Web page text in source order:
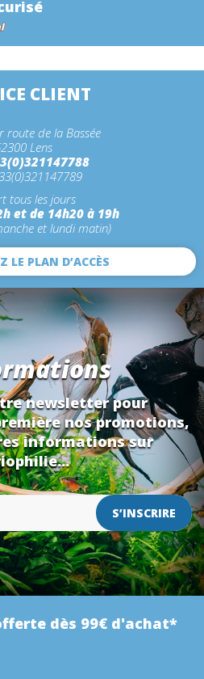
CLIENT
route de la Bassée
Lens
tous les jours
et de 14h20 à 19h
et lundi matin)
LE PLAN D’ACCÈS
newsletter pour
nos promotions,
informations sur
S’INSCRIRE
dès 99€ d'achat*